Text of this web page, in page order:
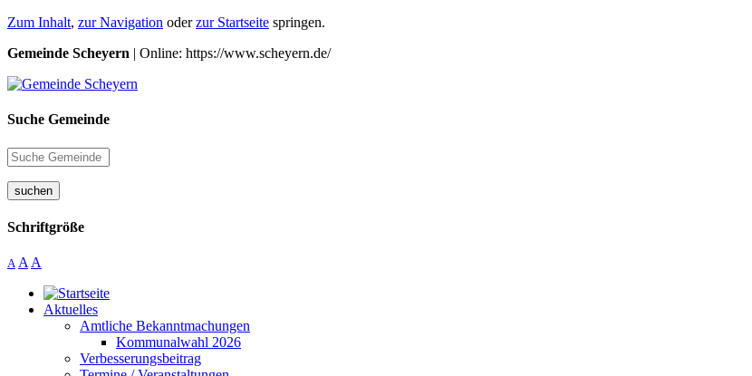
Zum Inhalt, zur Navigation oderzur Startseite springen.
Gemeinde Scheyern | Online: https://www.scheyern.de/
Suche Gemeinde
suchen
Schriftgröße
A A A
Aktuelles
Amtliche Bekanntmachungen
Kommunalwahl 2026
Verbesserungsbeitrag